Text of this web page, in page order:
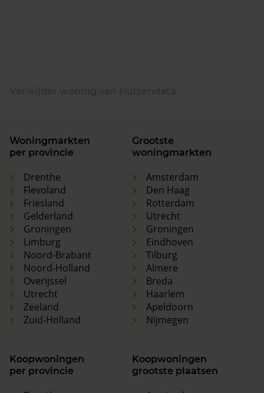
Woningmarkten
per provincie
Drenthe
Flevoland
Friesland
Gelderland
Groningen
Limburg
Noord-Brabant
Noord-Holland
Overijssel
Utrecht
Zeeland
Zuid-Holland
Grootste
woningmarkten
Amsterdam
Den Haag
Rotterdam
Utrecht
Groningen
Eindhoven
Tilburg
Almere
Breda
Haarlem
Apeldoorn
Nijmegen
Koopwoningen
per provincie
Koopwoningen
grootste plaatsen